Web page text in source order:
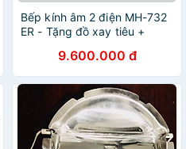
Bếp kính âm 2 điện MH-732
ER - Tặng đồ xay tiêu +
chính hãng9.600.000 đ